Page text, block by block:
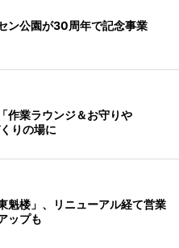
ン公園が30周年で記念事業
作業ラウンジ＆お守りや
りの場に
魁楼」、リニューアル経て営業
ップも